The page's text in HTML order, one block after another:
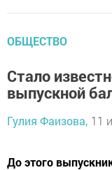
ОБЩЕСТВО
Стало
выпускной
Гулия Фаизова, 11
До этого